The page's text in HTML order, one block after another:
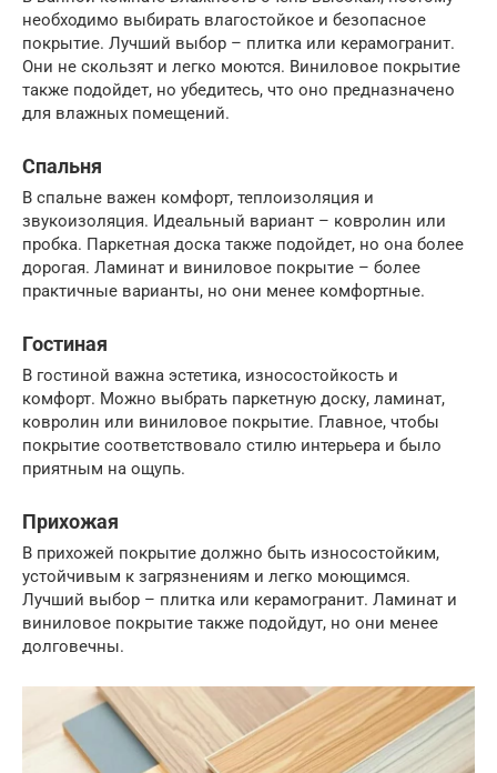
необходимо выбирать влагостойкое и безопасное
покрытие. Лучший выбор – плитка или керамогранит.
Они не скользят и легко моются. Виниловое покрытие
также подойдет, но убедитесь, что оно предназначено
для влажных помещений.
Спальня
В спальне важен комфорт, теплоизоляция и
звукоизоляция. Идеальный вариант – ковролин или
пробка. Паркетная доска также подойдет, но она более
дорогая. Ламинат и виниловое покрытие – более
практичные варианты, но они менее комфортные.
Гостиная
В гостиной важна эстетика, износостойкость и
комфорт. Можно выбрать паркетную доску, ламинат,
ковролин или виниловое покрытие. Главное, чтобы
покрытие соответствовало стилю интерьера и было
приятным на ощупь.
Прихожая
В прихожей покрытие должно быть износостойким,
устойчивым к загрязнениям и легко моющимся.
Лучший выбор – плитка или керамогранит. Ламинат и
виниловое покрытие также подойдут, но они менее
долговечны.